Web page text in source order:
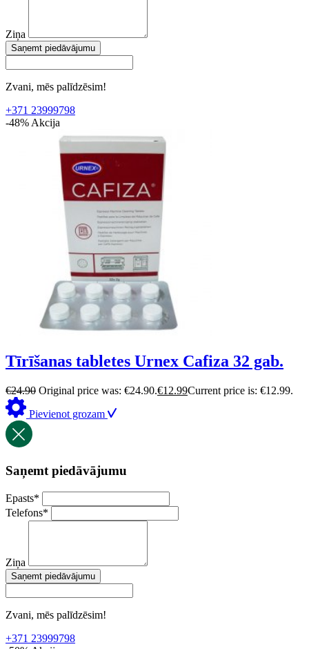
Ziņa
Saņemt piedāvājumu
Zvani, mēs palīdzēsim!
+371 23999798
-48% Akcija
Tīrīšanas tabletes Urnex Cafiza 32 gab.
€24.90 Original price was: €24.90.€12.99Current price is: €12.99.
Pievienot grozam
Saņemt piedāvājumu
Epasts*
Telefons*
Ziņa
Saņemt piedāvājumu
Zvani, mēs palīdzēsim!
+371 23999798